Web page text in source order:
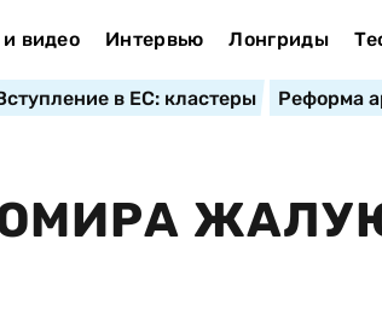
видео Интервью Лонгриды
в ЕС: кластеры Реформа